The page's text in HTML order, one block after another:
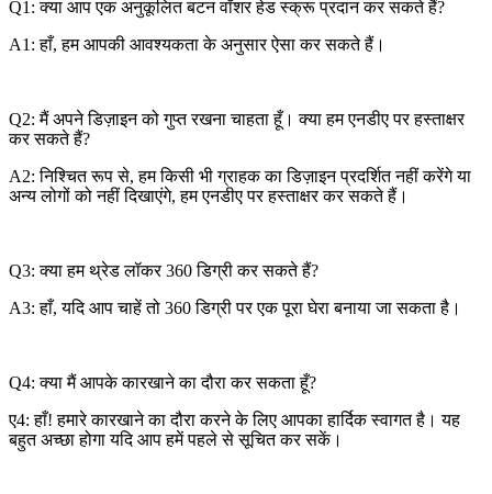
Q1: क्या आप एक अनुकूलित बटन वॉशर हेड स्क्रू प्रदान कर सकते हैं?
A1: हाँ, हम आपकी आवश्यकता के अनुसार ऐसा कर सकते हैं।
Q2: मैं अपने डिज़ाइन को गुप्त रखना चाहता हूँ। क्या हम एनडीए पर हस्ताक्षर
कर सकते हैं?
A2: निश्चित रूप से, हम किसी भी ग्राहक का डिज़ाइन प्रदर्शित नहीं करेंगे या
अन्य लोगों को नहीं दिखाएंगे, हम एनडीए पर हस्ताक्षर कर सकते हैं।
Q3: क्या हम थ्रेड लॉकर 360 डिग्री कर सकते हैं?
A3: हाँ, यदि आप चाहें तो 360 डिग्री पर एक पूरा घेरा बनाया जा सकता है।
Q4: क्या मैं आपके कारखाने का दौरा कर सकता हूँ?
ए4: हाँ! हमारे कारखाने का दौरा करने के लिए आपका हार्दिक स्वागत है। यह
बहुत अच्छा होगा यदि आप हमें पहले से सूचित कर सकें।